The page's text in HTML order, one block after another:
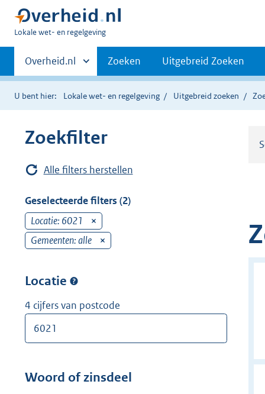
U
hier:
Lokale wet- en regelgeving
Primaire
navigatie
Andere
sites
binnen
Overheid.nl Zoeken Uitgebreid Zoeken
U bent hier: Lokale wet- en regelgeving Uitgebreid zoeken
Zoekfilter
Alle filters herstellen
Geselecteerde filters (2)
Locatie: 6021
e
r
j
d
Gemeenten: alle
i
Locatie
4 cijfers van postcode
Woord of zinsdeel